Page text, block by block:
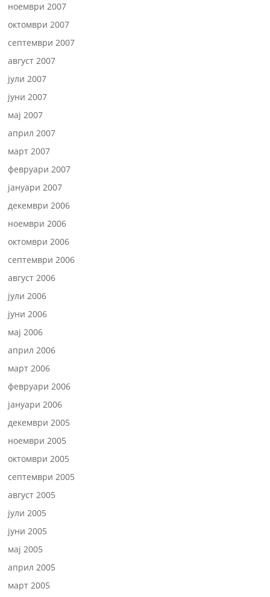
ноември 2007
октомври 2007
септември 2007
август 2007
јули 2007
јуни 2007
мај 2007
април 2007
март 2007
февруари 2007
јануари 2007
декември 2006
ноември 2006
октомври 2006
септември 2006
август 2006
јули 2006
јуни 2006
мај 2006
април 2006
март 2006
февруари 2006
јануари 2006
декември 2005
ноември 2005
октомври 2005
септември 2005
август 2005
јули 2005
јуни 2005
мај 2005
април 2005
март 2005